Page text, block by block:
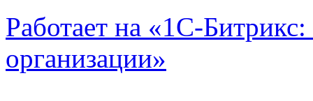
Работает на «1С-
организации»